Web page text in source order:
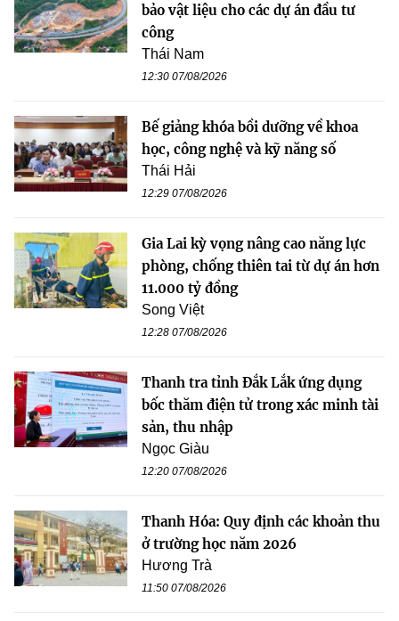
bảo vật liệu cho các dự án đầu tư
công
Thái Nam
12:30 07/08/2026
Bế giảng khóa bồi dưỡng về khoa
học, công nghệ và kỹ năng số
Thái Hải
12:29 07/08/2026
Gia Lai kỳ vọng nâng cao năng lực
phòng, chống thiên tai từ dự án hơn
11.000 tỷ đồng
Song Việt
12:28 07/08/2026
Thanh tra tỉnh Đắk Lắk ứng dụng
bốc thăm điện tử trong xác minh tài
sản, thu nhập
Ngọc Giàu
12:20 07/08/2026
Thanh Hóa: Quy định các khoản thu
ở trường học năm 2026
Hương Trà
11:50 07/08/2026